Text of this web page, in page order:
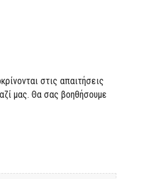
στις απαιτήσεις
μας. Θα σας βοηθήσουμε